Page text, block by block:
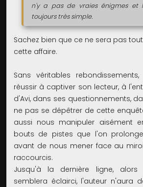
n'y a pas de vraies énigmes et
toujours très simple.
Sachez bien que ce ne sera pas
cette affaire.
Sans véritables
réussir à captiver son lecteur, à
d'Avi, dans ses questionnements,
ne pas se dépêtrer de cette
aussi nous manipuler aisément
bouts de pistes que l'on
avant de nous mener face au
raccourcis.
Jusqu'à la dernière ligne,
semblera éclairci, l'auteur n'aura